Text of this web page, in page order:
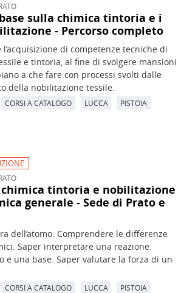
sulla chimica tintoria e i
- Percorso completo
di competenze tecniche di
e tintoria, al fine di svolgere mansioni
a che fare con processi svolti dalle
della nobilitazione tessile.
CORSI A CATALOGO LUCCA
PISTOIA
chimica tintoria e nobilitazione
generale - Sede di Prato e
dell’atomo. Comprendere le differenze
Saper interpretare una reazione.
e una base. Saper valutare la forza di un
CORSI A CATALOGO LUCCA
PISTOIA